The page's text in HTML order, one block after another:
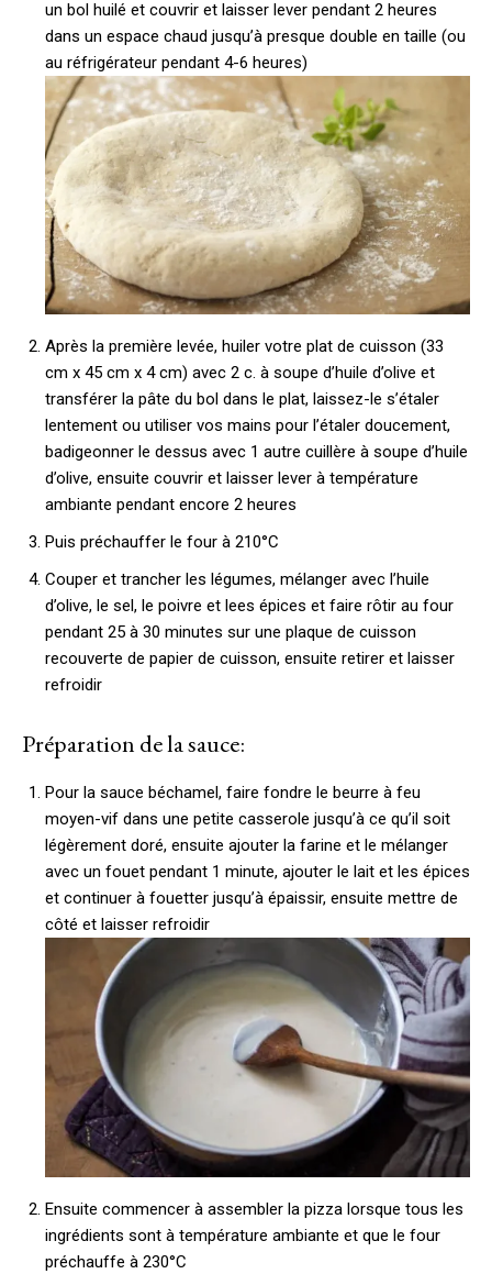
un bol huilé et couvrir et laisser lever pendant 2 heures
dans un espace chaud jusqu’à presque double en taille (ou
au réfrigérateur pendant 4-6 heures)
Après la première levée, huiler votre plat de cuisson (33
cm x 45 cm x 4 cm) avec 2 c. à soupe d’huile d’olive et
transférer la pâte du bol dans le plat, laissez-le s’étaler
lentement ou utiliser vos mains pour l’étaler doucement,
badigeonner le dessus avec 1 autre cuillère à soupe d’huile
d’olive, ensuite couvrir et laisser lever à température
ambiante pendant encore 2 heures
Puis préchauffer le four à 210°C
Couper et trancher les légumes, mélanger avec l’huile
d’olive, le sel, le poivre et lees épices et faire rôtir au four
pendant 25 à 30 minutes sur une plaque de cuisson
recouverte de papier de cuisson, ensuite retirer et laisser
refroidir
Préparation de la sauce:
Pour la sauce béchamel, faire fondre le beurre à feu
moyen-vif dans une petite casserole jusqu’à ce qu’il soit
légèrement doré, ensuite ajouter la farine et le mélanger
avec un fouet pendant 1 minute, ajouter le lait et les épices
et continuer à fouetter jusqu’à épaissir, ensuite mettre de
côté et laisser refroidir
Ensuite commencer à assembler la pizza lorsque tous les
ingrédients sont à température ambiante et que le four
préchauffe à 230°C